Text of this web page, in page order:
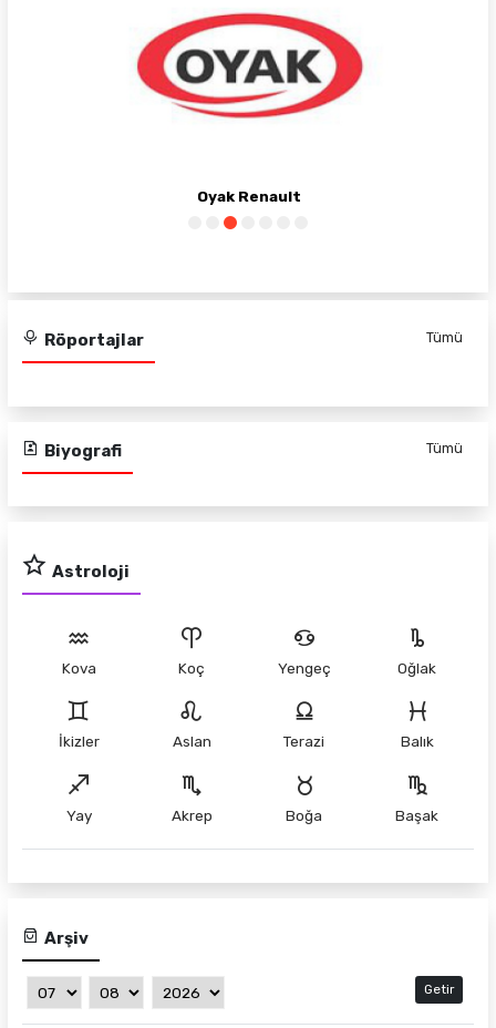
Oyak Renault
Röportajlar Tümü
Biyografi Tümü
Astroloji
Kova Koç Yengeç Oğlak
İkizler Aslan Terazi Balık
Yay Akrep Boğa Başak
Arşiv
Getir